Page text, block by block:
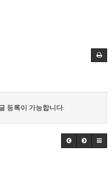
등록이 가능합니다.